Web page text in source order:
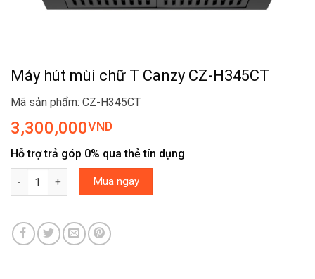
Máy hút mùi chữ T Canzy CZ-H345CT
Mã sản phẩm: CZ-H345CT
3,300,000VND
Hỗ trợ trả góp 0% qua thẻ tín dụng
Máy hút mùi chữ T Canzy CZ-H345CT số lượng
Mua ngay